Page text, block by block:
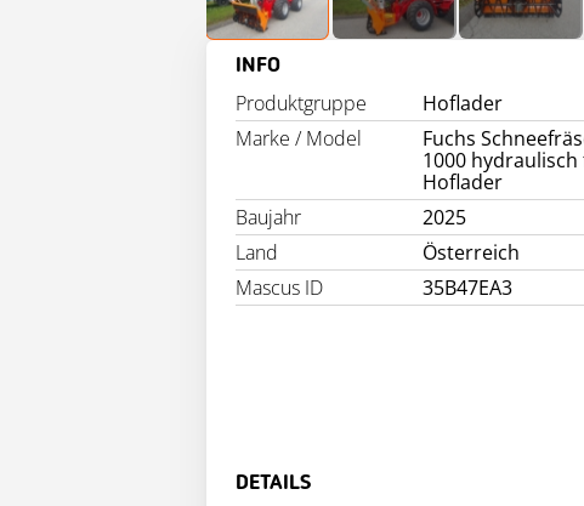
INFO
Produktgruppe
Hoflader
Marke / Model
Fuchs
1000
Hoflader
Baujahr
2025
Land
Österreich
Mascus ID
35B47EA3
DETAILS